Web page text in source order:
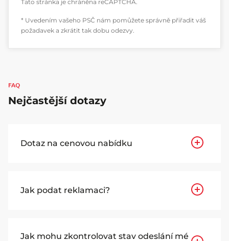
Tato stránka je chráněna reCAPTCHA.
* Uvedením vašeho PSČ nám pomůžete správně přiřadit váš
požadavek a zkrátit tak dobu odezvy.
FAQ
Nejčastější dotazy
Dotaz na cenovou nabídku
Jak podat reklamaci?
Jak mohu zkontrolovat stav odeslání mé